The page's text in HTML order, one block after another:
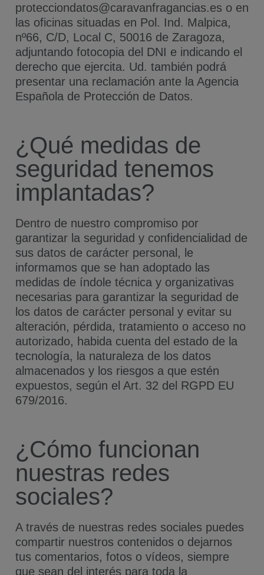
protecciondatos@caravanfragancias.es o en
las oficinas situadas en Pol. Ind. Malpica,
nº66, C/D, Local C, 50016 de Zaragoza,
adjuntando fotocopia del DNI e indicando el
derecho que ejercita. Ud. también podrá
presentar una reclamación ante la Agencia
Española de Protección de Datos.
¿Qué medidas de
seguridad tenemos
implantadas?
Dentro de nuestro compromiso por
garantizar la seguridad y confidencialidad de
sus datos de carácter personal, le
informamos que se han adoptado las
medidas de índole técnica y organizativas
necesarias para garantizar la seguridad de
los datos de carácter personal y evitar su
alteración, pérdida, tratamiento o acceso no
autorizado, habida cuenta del estado de la
tecnología, la naturaleza de los datos
almacenados y los riesgos a que estén
expuestos, según el Art. 32 del RGPD EU
679/2016.
¿Cómo funcionan
nuestras redes
sociales?
A través de nuestras redes sociales puedes
compartir nuestros contenidos o dejarnos
tus comentarios, fotos o vídeos, siempre
que sean del interés para toda la